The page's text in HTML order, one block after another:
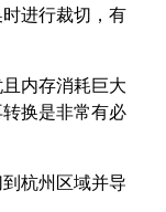
进行裁切，有
内存消耗巨大
换是非常有必
杭州区域并导